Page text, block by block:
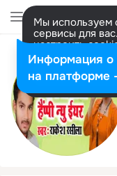
Мы используем
сервисы для
настроить
представитель.
Разрешить все
Информация о
на платформе